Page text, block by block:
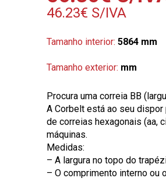
46.23€ S/IVA
Tamanho interior: 5864 mm
Tamanho exterior: mm
Procura uma correia BB
A Corbelt está ao seu dispor
de correias hexagonais (aa,
máquinas.
Medidas:
– A largura no topo do
– O comprimento interno ou